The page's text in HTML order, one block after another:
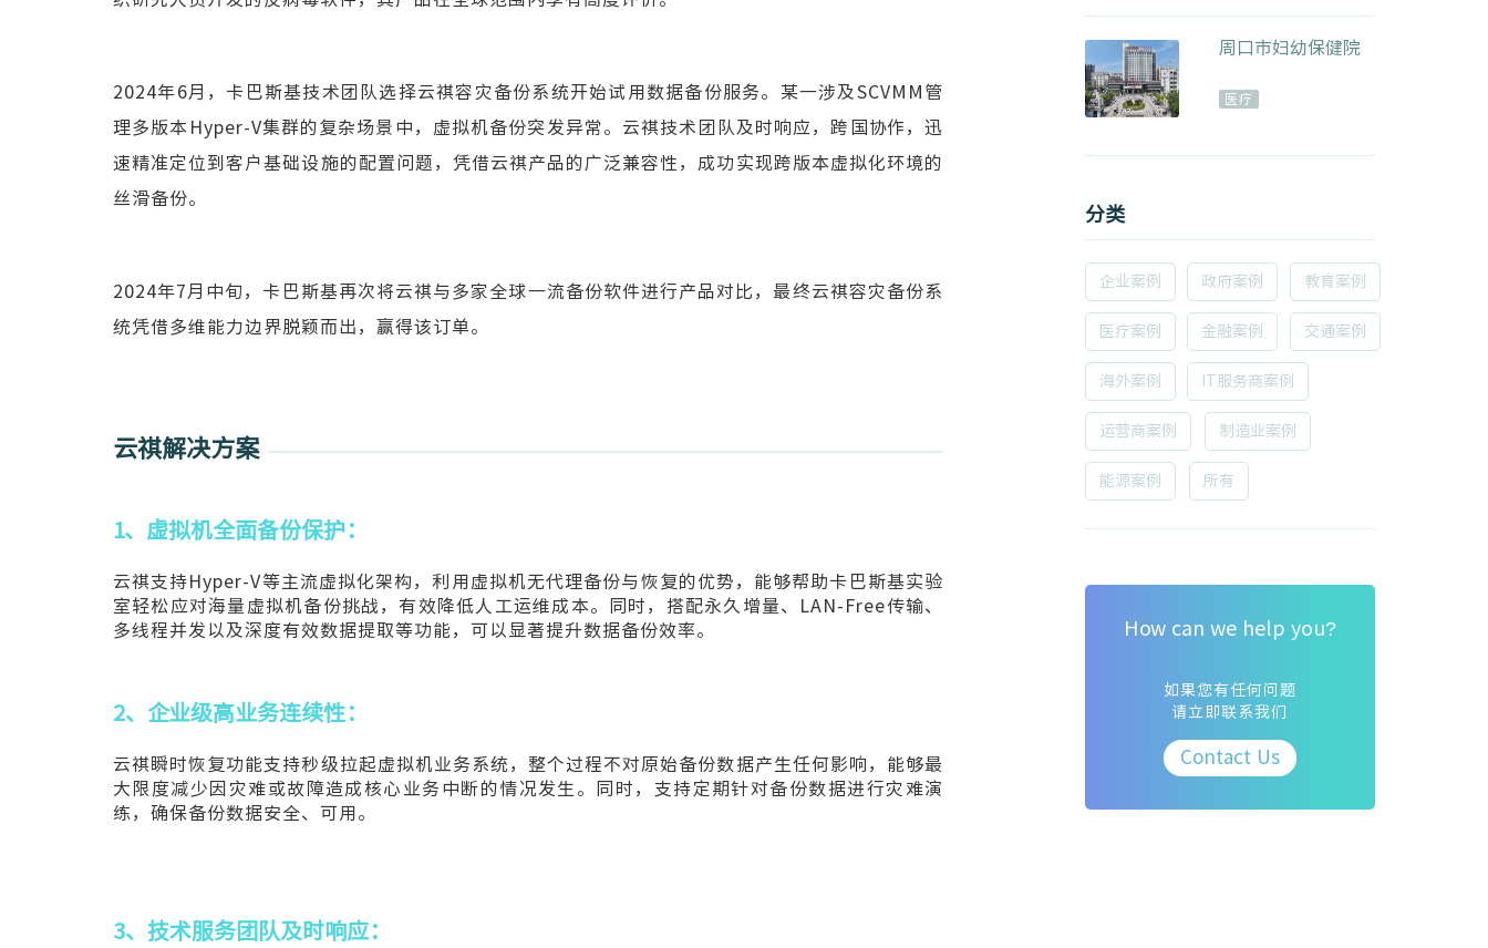
2024年6月，卡巴斯基技术团队选择云祺容灾备份系统开始试用数据备份服务。某一涉及SCVMM管
理多版本Hyper-V集群的复杂场景中，虚拟机备份突发异常。云祺技术团队及时响应，跨国协作，迅
速精准定位到客户基础设施的配置问题，凭借云祺产品的广泛兼容性，成功实现跨版本虚拟化环境的
丝滑备份。
2024年7月中旬，卡巴斯基再次将云祺与多家全球一流备份软件进行产品对比，最终云祺容灾备份系
统凭借多维能力边界脱颖而出，赢得该订单。
云祺解决方案
1、虚拟机全面备份保护：
云祺支持Hyper-V等主流虚拟化架构，利用虚拟机无代理备份与恢复的优势，能够帮助卡巴斯基实验
室轻松应对海量虚拟机备份挑战，有效降低人工运维成本。同时，搭配永久增量、LAN-Free传输、
多线程并发以及深度有效数据提取等功能，可以显著提升数据备份效率。
2、企业级高业务连续性：
云祺瞬时恢复功能支持秒级拉起虚拟机业务系统，整个过程不对原始备份数据产生任何影响，能够最
大限度减少因灾难或故障造成核心业务中断的情况发生。同时，支持定期针对备份数据进行灾难演
练，确保备份数据安全、可用。
3、技术服务团队及时响应：
周口市妇幼保健院
医疗
分类
企业案例 政府案例 教育案例
医疗案例 金融案例 交通案例
海外案例 IT服务商案例
运营商案例 制造业案例
能源案例 所有
How can we help you?
如果您有任何问题
请立即联系我们
Contact Us